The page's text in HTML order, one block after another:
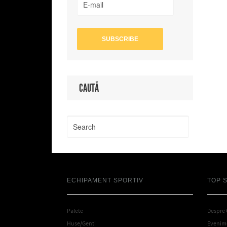
CAUTĂ
ECHIPAMENT SPORTIV
Palete
Huse/Genti
TOP
Despre